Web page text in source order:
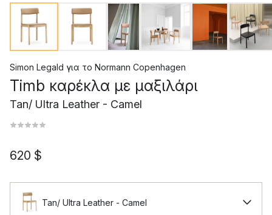
Simon Legald για το Normann Copenhagen
Timb καρέκλα με μαξιλάρι
Tan/ Ultra Leather - Camel
620 $
Tan/ Ultra Leather - Camel